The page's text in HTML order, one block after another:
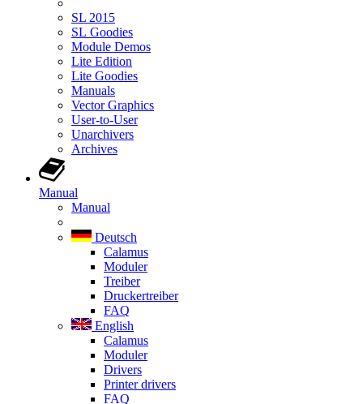
SL 2015
SL Goodies
Module Demos
Lite Edition
Lite Goodies
Manuals
Vector Graphics
User-to-User
Unarchivers
Archives
Manual
Manual
Deutsch
Calamus
Moduler
Treiber
Druckertreiber
FAQ
English
Calamus
Moduler
Drivers
Printer drivers
FAQ